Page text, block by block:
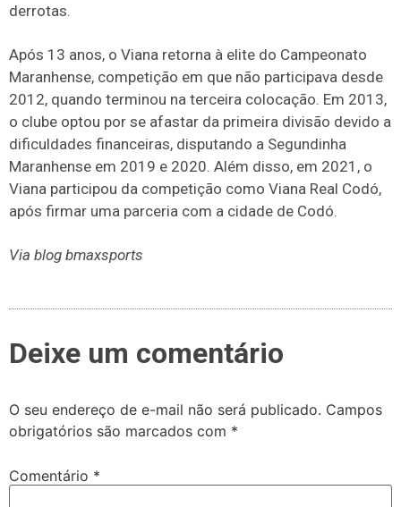
derrotas.
Após 13 anos, o Viana retorna à elite do Campeonato
Maranhense, competição em que não participava desde
2012, quando terminou na terceira colocação. Em 2013,
o clube optou por se afastar da primeira divisão devido a
dificuldades financeiras, disputando a Segundinha
Maranhense em 2019 e 2020. Além disso, em 2021, o
Viana participou da competição como Viana Real Codó,
após firmar uma parceria com a cidade de Codó.
Via blog bmaxsports
Deixe um comentário
O seu endereço de e-mail não será publicado. Campos
obrigatórios são marcados com *
Comentário *